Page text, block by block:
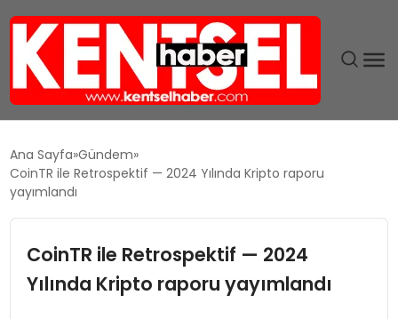
GÜNDEM
EĞITIM
Ana Sayfa Gündem
CoinTR ile Retrospektif — 2024 Yılında Kripto raporu
yayımlandı
CoinTR ile Retrospektif — 2024
Yılında Kripto raporu yayımlandı